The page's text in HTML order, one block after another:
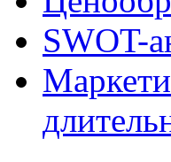
SWOT-